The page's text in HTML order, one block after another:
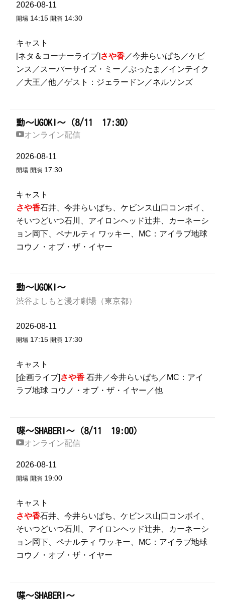
2026-08-11
開場 14:15 開演 14:30
キャスト
[ネタ＆コーナーライブ] さや香 ／今井らいぱち／ケビ
ンス／スーパーサイズ・ミー／ぶったま／インテイク
／大王／他／ゲスト：ジェラードン／ネルソンズ
動～UGOKI～（8/11 17:30）
オンライン配信
2026-08-11
開場 開演 17:30
キャスト
さや香石井、今井らいぱち、ケビンス山口コンボイ、
そいつどいつ石川、アイロンヘッド辻井、カーネーシ
ョン岡下、ペナルティ ワッキー、MC：アイラブ地球
コウノ・オブ・ザ・イヤー
動～UGOKI～
渋谷よしもと漫才劇場（東京都）
2026-08-11
開場 17:15 開演 17:30
キャスト
[企画ライブ] さや香 石井／今井らいぱち／MC：アイ
ラブ地球 コウノ・オブ・ザ・イヤー／他
喋～SHABERI～（8/11 19:00）
オンライン配信
2026-08-11
開場 開演 19:00
キャスト
さや香石井、今井らいぱち、ケビンス山口コンボイ、
そいつどいつ石川、アイロンヘッド辻井、カーネーシ
ョン岡下、ペナルティ ワッキー、MC：アイラブ地球
コウノ・オブ・ザ・イヤー
喋～SHABERI～